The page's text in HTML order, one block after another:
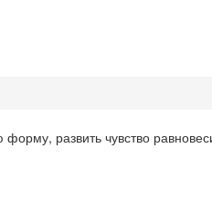
развить чувство